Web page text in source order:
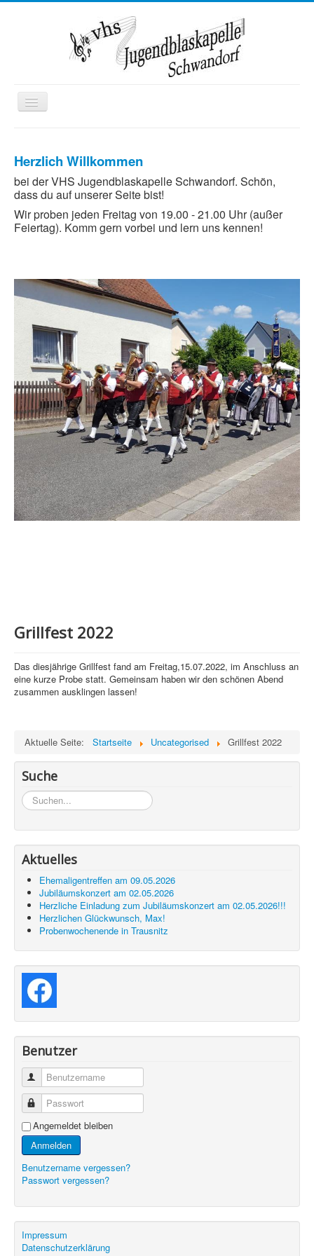
Toggle
Navigation
Wir über uns
Termine
Kontakt
Mitglied werden
Kooperationen
Herzlich Willkommen
bei der VHS Jugendblaskapelle Schwandorf. Schön,
dass du auf unserer Seite bist!
Wir proben jeden Freitag von 19.00 - 21.00 Uhr (außer
Feiertag). Komm gern vorbei und lern uns kennen!
Grillfest 2022
Das diesjährige Grillfest fand am Freitag,15.07.2022, im Anschluss an
eine kurze Probe statt. Gemeinsam haben wir den schönen Abend
zusammen ausklingen lassen!
Aktuelle Seite: Startseite Uncategorised Grillfest 2022
Suche
Suchen...
Aktuelles
Ehemaligentreffen am 09.05.2026
Jubiläumskonzert am 02.05.2026
Herzliche Einladung zum Jubiläumskonzert am 02.05.2026!!!
Herzlichen Glückwunsch, Max!
Probenwochenende in Trausnitz
Benutzer
Benutzername
Passwort
Angemeldet bleiben
Anmelden
Benutzername vergessen?
Passwort vergessen?
Impressum
Datenschutzerklärung